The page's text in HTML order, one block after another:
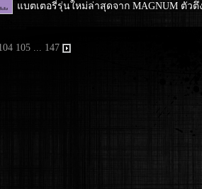
แบตเตอรี่รุ่นใหม่ล่าสุดจาก MAGNUM ตัว
105 ... 147